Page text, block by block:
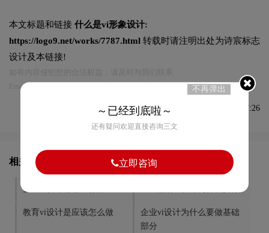
本文标题和链接 什么是vi形象设计:
https://logo9.net/works/7787.html 转载时请注明出处为诗宸标志
设计及本链接!
Email:75696531@qq.com，我们将第一时间安排删除。
发布于2022-01-02 08:47:26
相关文章推荐
企业vi设计有哪些作用
教育vi设计是应该怎么做
企业vi设计为什么要做基础
部分
不再弹出
～已经到底啦～
还有疑问欢迎直接咨询三文
立即咨询